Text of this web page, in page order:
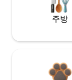
주방